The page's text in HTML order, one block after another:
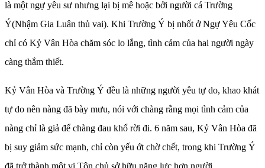
là một ngự yêu sư nhưng lại bị mê hoặc bởi người cá Trường
Ý(Nhậm Gia Luân thủ vai). Khi Trường Ý bị nhốt ở Ngự Yêu Cốc
chỉ có Kỷ Vân Hòa chăm sóc lo lắng, tình cảm của hai người ngày
càng thắm thiết.
Kỷ Vân Hòa và Trường Ý đều là những người yêu tự do, khao khát
tự do nên nàng đã bày mưu, nói với chàng rằng mọi tình cảm của
nàng chỉ là giả để chàng đau khổ rời đi. 6 năm sau, Kỷ Vân Hòa đã
bị suy giảm sức mạnh, chỉ còn yếu ớt chờ chết, trong khi Trường Ý
đã trở thành một vị Tôn chủ sở hữu năng lực hơn người.